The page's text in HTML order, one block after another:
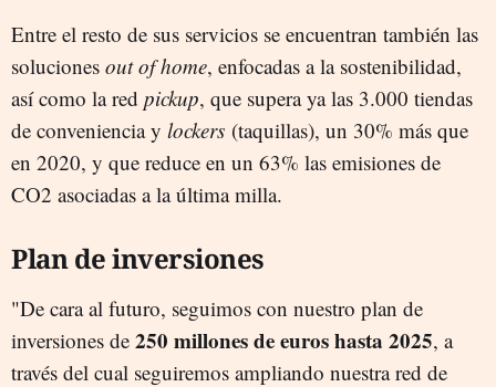
Entre el resto de sus servicios se encuentran también las
soluciones out of home, enfocadas a la sostenibilidad,
así como la red pickup, que supera ya las 3.000 tiendas
de conveniencia y lockers (taquillas), un 30% más que
en 2020, y que reduce en un 63% las emisiones de
CO2 asociadas a la última milla.
Plan de inversiones
"De cara al futuro, seguimos con nuestro plan de
inversiones de 250 millones de euros hasta 2025, a
través del cual seguiremos ampliando nuestra red de